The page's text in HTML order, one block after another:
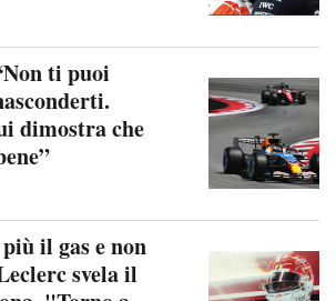
ti puoi
dimostra che
il gas e non
svela il